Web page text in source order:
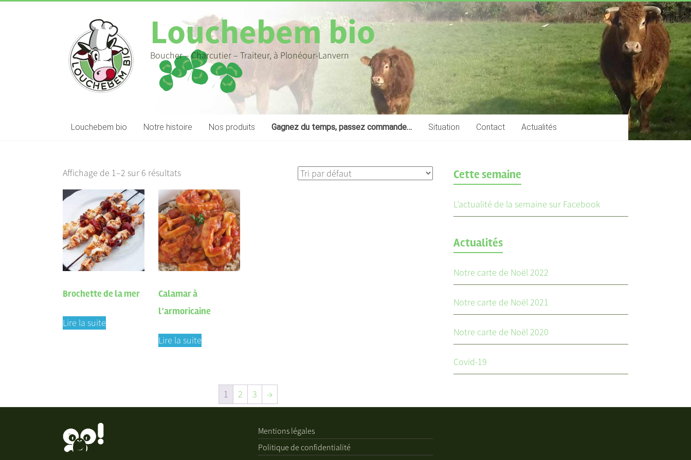
Louchebem bio
Boucher – Charcutier – Traiteur, à Plonéour-Lanvern
Louchebem bio Notre histoire Nos produits Gagnez du temps, passez commande… Situation Contact Actualités
Affichage de 1–2 sur 6 résultats
Brochette de la mer
Lire la suite
Calamar à
l’armoricaine
Lire la suite
1 2 3 →
Cette semaine
L’actualité de la semaine sur Facebook
Actualités
Notre carte de Noël 2022
Notre carte de Noël 2021
Notre carte de Noël 2020
Covid-19
Mentions légales
Politique de confidentialité